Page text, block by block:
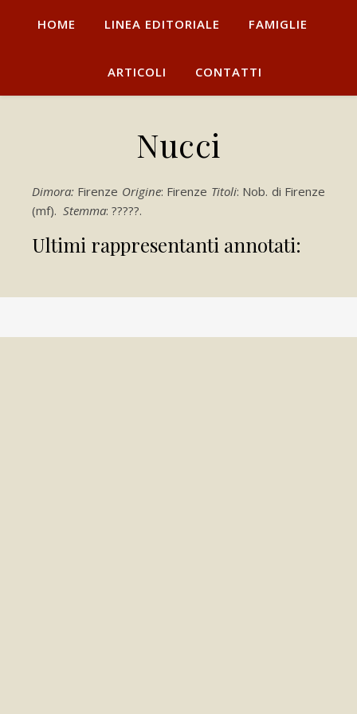
HOME LINEA EDITORIALE FAMIGLIE
ARTICOLI CONTATTI
Nucci
Dimora: Firenze Origine: Firenze Titoli: Nob. di Firenze
(mf). Stemma: ?????.
Ultimi rappresentanti annotati: